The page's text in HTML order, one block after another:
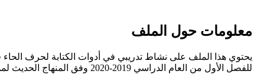
معلومات حول الملف
يحتوي هذا الملف على نشاط تدريبي في أدوات الكتابة لحرف الحاء
للفصل الأول من العام الدراسي 2019-2020 وفق المنهاج الحديث لمملكة البحرين. ----- مع التمنيات لجميع الطلبة بالنجاح والتفوق.